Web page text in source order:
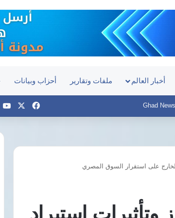
أخبار العالم ملفات وتقارير أحزاب وبيانات
فيسبوك
على استقرار السوق المصري
التشادي
يبحث